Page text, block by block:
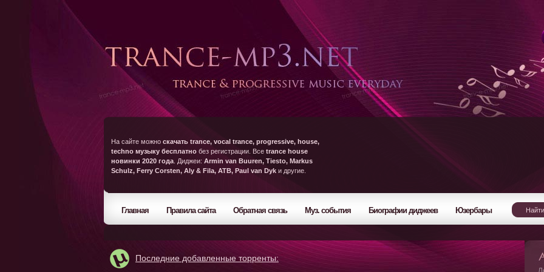
На сайте можно скачать trance, vocal trance, progressive, house,
techno музыку бесплатно без регистрации. Все trance house
новинки 2020 года . Диджеи: Armin van Buuren, Tiesto, Markus
Schulz, Ferry Corsten, Aly & Fila, ATB, Paul van Dyk и другие.
Главная Правила сайта Обратная связь Муз. события Биографии диджеев Юзербары
Последние добавленные торренты: